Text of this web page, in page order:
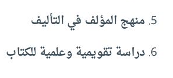
منهج المؤلف في التأليف
دراسة تقويمية وعلمية للكتاب